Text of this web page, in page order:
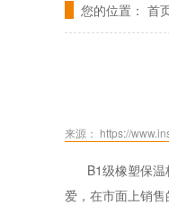
您的位置： 首
来源： https://
B1级橡塑保
爱，在市面上销